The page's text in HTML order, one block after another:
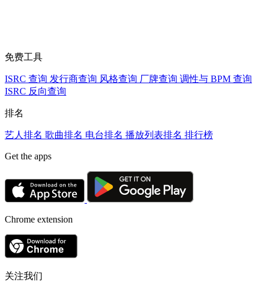
免费工具
ISRC 查询 发行商查询 风格查询 厂牌查询 调性与 BPM 查询
ISRC 反向查询
排名
艺人排名 歌曲排名 电台排名 播放列表排名 排行榜
Get the apps
Chrome extension
关注我们